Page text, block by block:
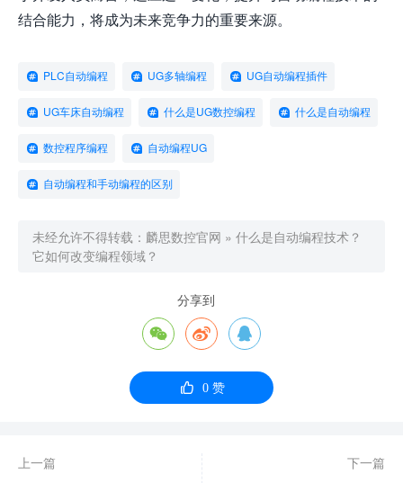
结合能力，将成为未来竞争力的重要来源。
PLC自动编程 UG多轴编程 UG自动编程插件
UG车床自动编程 什么是UG数控编程 什么是自动编程
数控程序编程 自动编程UG
自动编程和手动编程的区别
未经允许不得转载： 麟思数控官网 » 什么是自动编程技术？
它如何改变编程领域？
分享到
  
 0赞
上一篇
下一篇